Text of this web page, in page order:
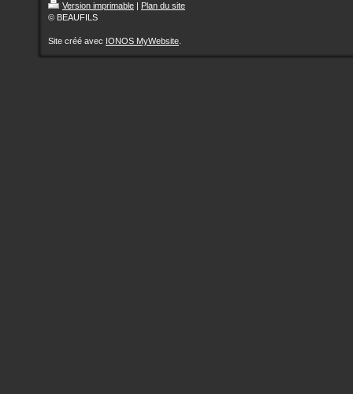
Version imprimable | Plan du site
© BEAUFILS
Site créé avec IONOS MyWebsite